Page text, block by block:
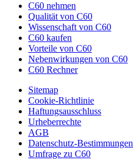
C60 nehmen
Qualität von C60
Wissenschaft von C60
C60 kaufen
Vorteile von C60
Nebenwirkungen von C60
C60 Rechner
Sitemap
Cookie-Richtlinie
Haftungsausschluss
Urheberrechte
AGB
Datenschutz-Bestimmungen
Umfrage zu C60